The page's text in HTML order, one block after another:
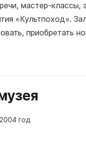
мастер-
«Культпоход».
приобретать
2004 год